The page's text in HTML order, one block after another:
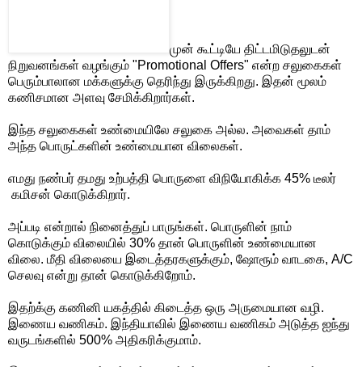
முன் கூட்டியே திட்டமிடுதலுடன்
நிறுவனங்கள் வழங்கும் "Promotional Offers" என்ற சலுகைகள்
பெரும்பாலான மக்களுக்கு தெரிந்து இருக்கிறது. இதன் மூலம்
கணிசமான அளவு சேமிக்கிறார்கள்.
இந்த சலுகைகள் உண்மையிலே சலுகை அல்ல. அவைகள் தாம்
அந்த பொருட்களின் உண்மையான விலைகள்.
எமது நண்பர் தமது உற்பத்தி பொருளை விநியோகிக்க 45% டீலர்
கமிசன் கொடுக்கிறார்.
அப்படி என்றால் நினைத்துப் பாருங்கள். பொருளின் நாம்
கொடுக்கும் விலையில் 30% தான் பொருளின் உண்மையான
விலை. மீதி விலையை இடைத்தரகளுக்கும், ஷோரூம் வாடகை, A/C
செலவு என்று தான் கொடுக்கிறோம்.
இதற்க்கு கணினி யகத்தில் கிடைத்த ஒரு அருமையான வழி.
இணைய வணிகம். இந்தியாவில் இணைய வணிகம் அடுத்த ஐந்து
வருடங்களில் 500% அதிகரிக்குமாம்.